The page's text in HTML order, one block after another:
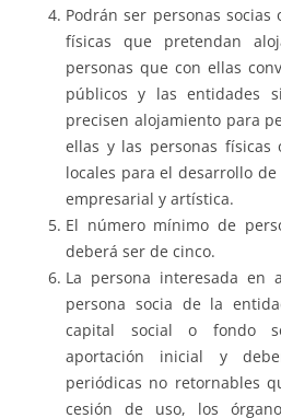
Podrán ser personas socias
físicas que pretendan
personas que con ellas
públicos y las entidades
precisen alojamiento para
ellas y las personas
locales para el desarrollo
empresarial y artística.
El número mínimo de
deberá ser de cinco.
La persona interesada en
persona socia de la
capital social o fondo
aportación inicial y
periódicas no retornables
cesión de uso, los